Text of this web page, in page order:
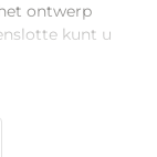
ontwerp
kunt u